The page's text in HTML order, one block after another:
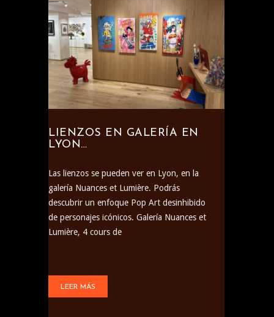
LIENZOS EN GALERÍA EN
LYON…
Las lienzos se pueden ver en Lyon, en la
galería Nuances et Lumière. Podrás
descubrir un enfoque Pop Art desinhibido
de personajes icónicos. Galería Nuances et
Lumière, 4 cours de
LEER MÁS